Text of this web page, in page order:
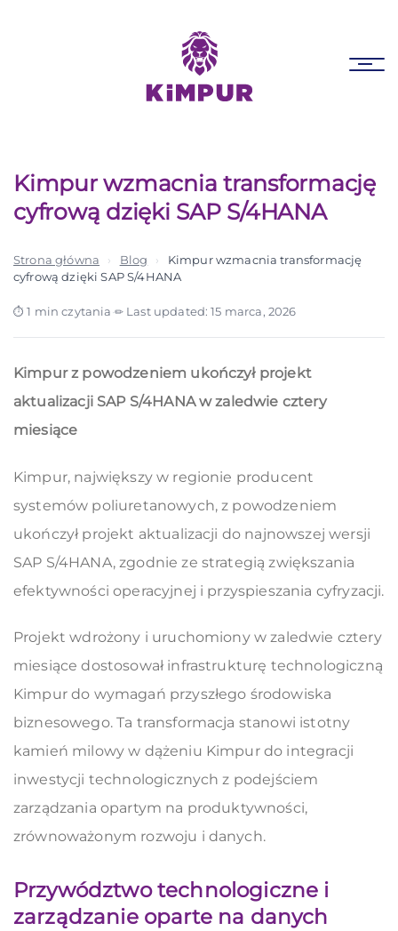
Kimpur wzmacnia transformację
cyfrową dzięki SAP S/4HANA
Strona główna › Blog ›
Kimpur wzmacnia transformację
cyfrową dzięki SAP S/4HANA
1 min czytania· Last updated: 15 marca, 2026
Kimpur z powodzeniem ukończył projekt
aktualizacji SAP S/4HANA w zaledwie cztery
miesiące
Kimpur, największy w regionie producent
systemów poliuretanowych, z powodzeniem
ukończył projekt aktualizacji do najnowszej wersji
SAP S/4HANA, zgodnie ze strategią zwiększania
efektywności operacyjnej i przyspieszania cyfryzacji.
Projekt wdrożony i uruchomiony w zaledwie cztery
miesiące dostosował infrastrukturę technologiczną
Kimpur do wymagań przyszłego środowiska
biznesowego. Ta transformacja stanowi istotny
kamień milowy w dążeniu Kimpur do integracji
inwestycji technologicznych z podejściem
zarządzania opartym na produktywności,
zrównoważonym rozwoju i danych.
Przywództwo technologiczne i
zarządzanie oparte na danych